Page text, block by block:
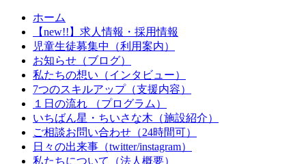
ホーム
【new!!】求人情報・採用情報
児童生徒募集中（利用案内）
お知らせ（ブログ）
私たちの想い（インタビュー）
7つのスキルアップ（支援内容）
１日の流れ （プログラム）
いちばん星・ちいさな木（施設紹介）
ご相談お問い合わせ（24時間可）
日々の出来事（twitter/instagram）
私たちについて（法人概要）